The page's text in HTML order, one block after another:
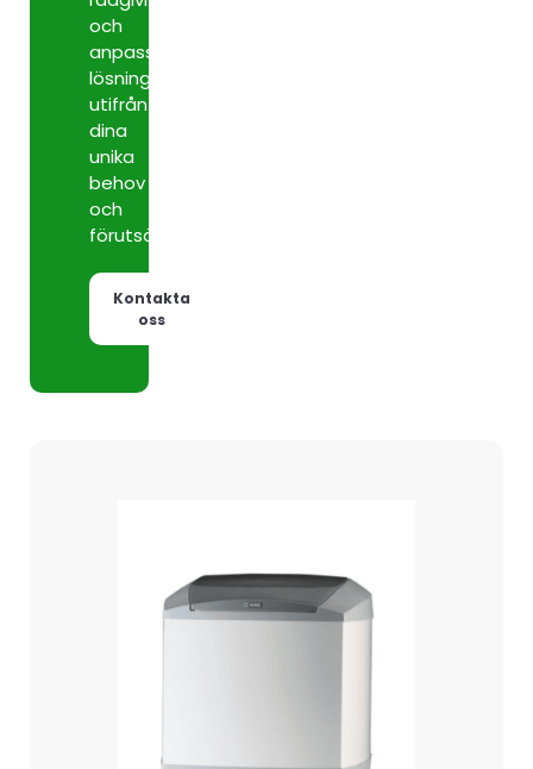
och
anpassade
lösningar
utifrån
dina
unika
behov
och
förutsättningar.
Kontakta
oss